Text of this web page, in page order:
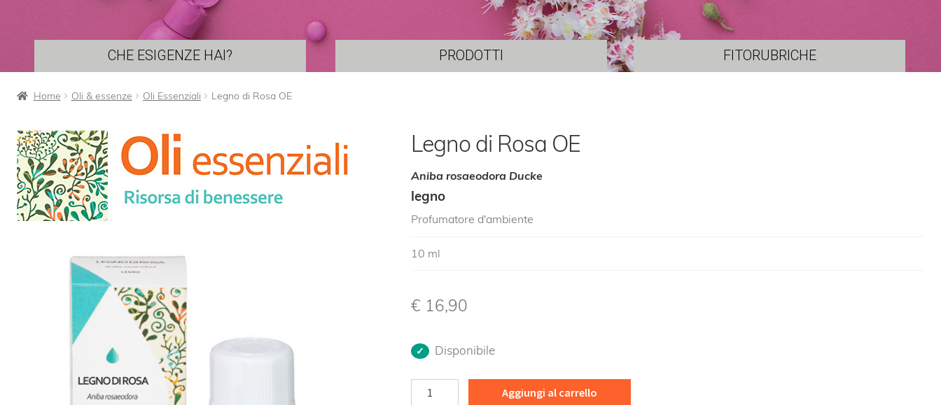
CHE ESIGENZE HAI? FITORUBRICHE
PRODOTTI
Home Oli & essenze Oli Essenziali Legno di Rosa OE
Legno di Rosa OE
Aniba rosaeodora Ducke
legno
Profumatore d'ambiente
10 ml
€ 16,90
Disponibile
Legno
Aggiungi al carrello